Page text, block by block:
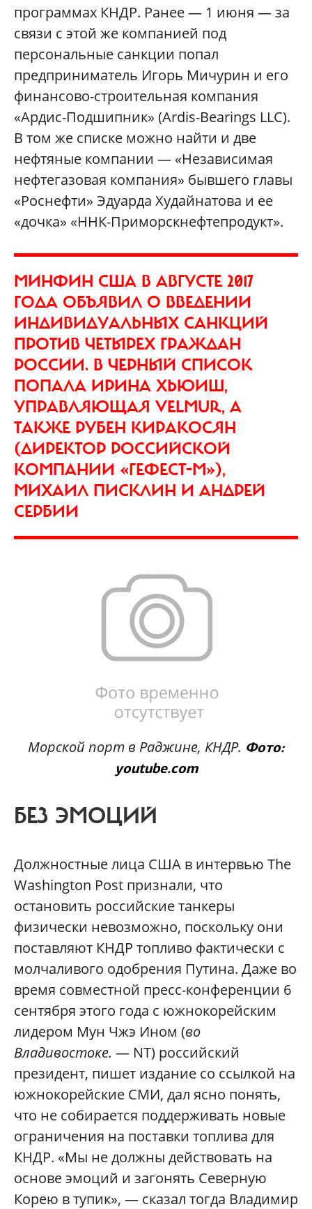
программах КНДР. Ранее — 1 июня — за
связи с этой же компанией под
персональные санкции попал
предприниматель Игорь Мичурин и его
финансово-строительная компания
«Ардис-Подшипник» (Ardis-Bearings LLC).
В том же списке можно найти и две
нефтяные компании — «Независимая
нефтегазовая компания» бывшего главы
«Роснефти» Эдуарда Худайнатова и ее
«дочка» «ННК-Приморскнефтепродукт».
МИНФИН США В АВГУСТЕ 2017
ГОДА ОБЪЯВИЛ О ВВЕДЕНИИ
ИНДИВИДУАЛЬНЫХ САНКЦИЙ
ПРОТИВ ЧЕТЫРЕХ ГРАЖДАН
РОССИИ. В ЧЕРНЫЙ СПИСОК
ПОПАЛА ИРИНА ХЬЮИШ,
УПРАВЛЯЮЩАЯ VELMUR, А
ТАКЖЕ РУБЕН КИРАКОСЯН
(ДИРЕКТОР РОССИЙСКОЙ
КОМПАНИИ «ГЕФЕСТ-М»),
МИХАИЛ ПИСКЛИН И АНДРЕЙ
СЕРБИИ
Морской порт в Раджине, КНДР. Фото:
youtube.com
БЕЗ ЭМОЦИЙ
Должностные лица США в интервью The
Washington Post признали, что
остановить российские танкеры
физически невозможно, поскольку они
поставляют КНДР топливо фактически с
молчаливого одобрения Путина. Даже во
время совместной пресс-конференции 6
сентября этого года с южнокорейским
лидером Мун Чжэ Ином (во
Владивостоке. — NT) российский
президент, пишет издание со ссылкой на
южнокорейские СМИ, дал ясно понять,
что не собирается поддерживать новые
ограничения на поставки топлива для
КНДР. «Мы не должны действовать на
основе эмоций и загонять Северную
Корею в тупик», — сказал тогда Владимир